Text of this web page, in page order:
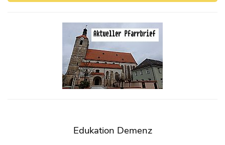
Edukation Demenz